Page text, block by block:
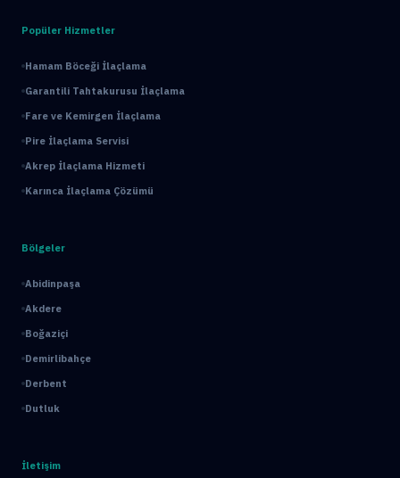
Popüler Hizmetler
Hamam Böceği İlaçlama
Garantili Tahtakurusu İlaçlama
Fare ve Kemirgen İlaçlama
Pire İlaçlama Servisi
Akrep İlaçlama Hizmeti
Karınca İlaçlama Çözümü
Bölgeler
Abidinpaşa
Akdere
Boğaziçi
Demirlibahçe
Derbent
Dutluk
İletişim